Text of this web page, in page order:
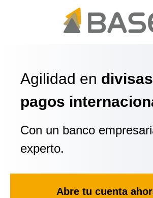
Agilidad en
pagos
Con un banco
experto.
Abre tu cuenta